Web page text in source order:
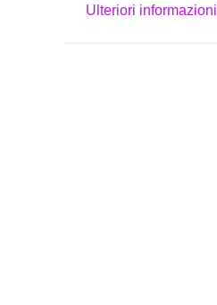
Ulteriori informazioni